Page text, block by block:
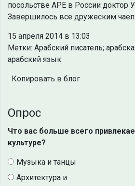
посольстве АРЕ в России доктор
Завершилось все дружеским
15 апреля 2014 в 13:03
Метки: Арабский писатель;
арабский язык
Копировать в блог
Опрос
Что вас больше всего
культуре?
Музыка и танцы
Архитектура и